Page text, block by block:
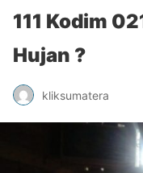
111 Kodim
Hujan ?
kliksumatera